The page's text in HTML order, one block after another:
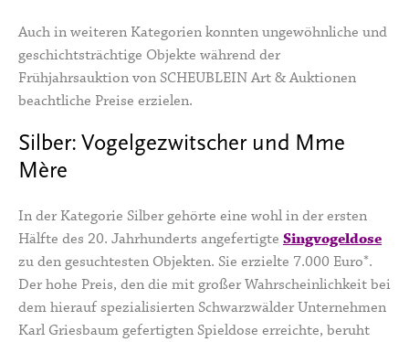
Auch in weiteren Kategorien konnten ungewöhnliche und
geschichtsträchtige Objekte während der
Frühjahrsauktion von SCHEUBLEIN Art & Auktionen
beachtliche Preise erzielen.
Silber: Vogelgezwitscher und Mme
Mère
In der Kategorie Silber gehörte eine wohl in der ersten
Hälfte des 20. Jahrhunderts angefertigte Singvogeldose
zu den gesuchtesten Objekten. Sie erzielte 7.000 Euro*.
Der hohe Preis, den die mit großer Wahrscheinlichkeit bei
dem hierauf spezialisierten Schwarzwälder Unternehmen
Karl Griesbaum gefertigten Spieldose erreichte, beruht